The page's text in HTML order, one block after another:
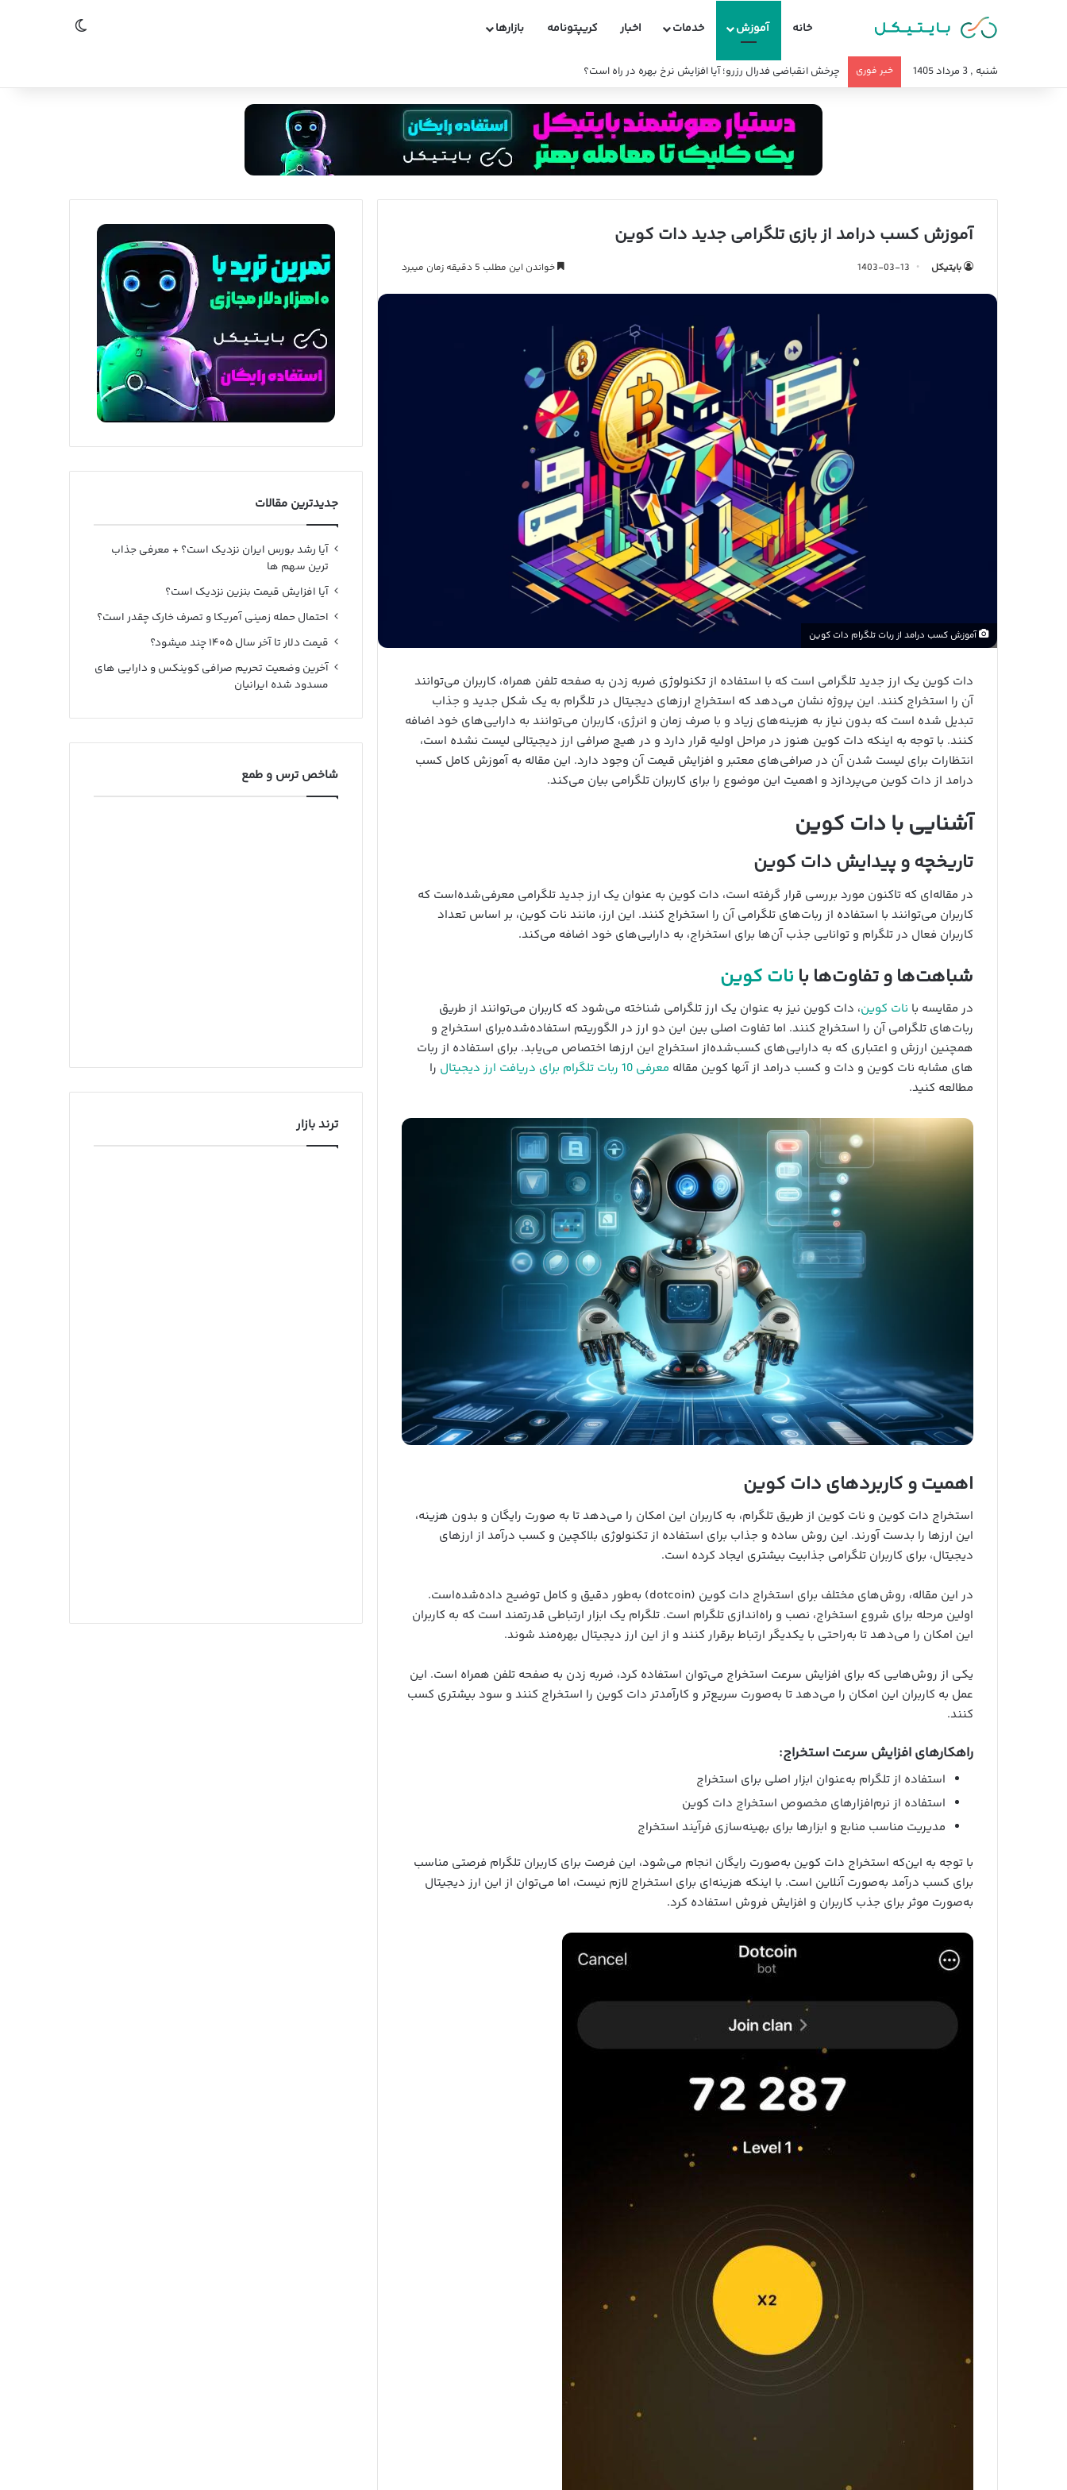
خانه آموزش خدمات اخبار کریپتونامه بازارها
شنبه , 3 مرداد 1405 خبر فوری قیمت طلا تا آخر سال ۱۴۰۵ چند میشود؟
آموزش کسب درامد از بازی تلگرامی جدید دات کوین
بایتیکل 1403-03-13 خواندن این مطلب 5 دقیقه زمان میبرد
آموزش کسب درامد از ربات تلگرام دات کوین
دات کوین یک ارز جدید تلگرامی است که با استفاده از تکنولوژی ضربه زدن به صفحه تلفن همراه، کاربران می‌توانند
آن را استخراج کنند. این پروژه نشان می‌دهد که استخراج ارزهای دیجیتال در تلگرام به یک شکل جدید و جذاب
تبدیل شده است که بدون نیاز به هزینه‌های زیاد و با صرف زمان و انرژی، کاربران می‌توانند به دارایی‌های خود اضافه
کنند. با توجه به اینکه دات کوین هنوز در مراحل اولیه قرار دارد و در هیچ صرافی ارز دیجیتالی لیست نشده است،
انتظارات برای لیست شدن آن در صرافی‌های معتبر و افزایش قیمت آن وجود دارد. این مقاله به آموزش کامل کسب
درامد از دات کوین می‌پردازد و اهمیت این موضوع را برای کاربران تلگرامی بیان می‌کند.
آشنایی با دات کوین
تاریخچه و پیدایش دات کوین
در مقاله‌ای که تاکنون مورد بررسی قرار گرفته است، دات کوین به عنوان یک ارز جدید تلگرامی معرفی‌شده‌است که
کاربران می‌توانند با استفاده از ربات‌های تلگرامی آن را استخراج کنند. این ارز، مانند نات کوین، بر اساس تعداد
کاربران فعال در تلگرام و توانایی جذب آن‌ها برای استخراج، به دارایی‌های خود اضافه می‌کند.
شباهت‌ها و تفاوت‌ها با نات کوین
در مقایسه با نات کوین، دات کوین نیز به عنوان یک ارز تلگرامی شناخته می‌شود که کاربران می‌توانند از طریق
ربات‌های تلگرامی آن را استخراج کنند. اما تفاوت اصلی بین این دو ارز در الگوریتم استفاده‌شده‌برای استخراج و
همچنین ارزش و اعتباری که به دارایی‌های کسب‌شده‌از استخراج این ارزها اختصاص می‌یابد. برای استفاده از ربات
های مشابه نات کوین و دات و کسب درامد از آنها کوین مقاله معرفی 10 ربات تلگرام برای دریافت ارز دیجیتال
را
مطالعه کنید.
اهمیت و کاربردهای دات کوین
استخراج دات کوین و نات کوین از طریق تلگرام، به کاربران این امکان را می‌دهد تا به صورت رایگان و بدون هزینه،
این ارزها را بدست آورند. این روش ساده و جذاب برای استفاده از تکنولوژی بلاکچین و کسب درآمد از ارزهای
دیجیتال، برای کاربران تلگرامی جذابیت بیشتری ایجاد کرده است.
در این مقاله، روش‌های مختلف برای استخراج دات کوین (dotcoin) به‌طور دقیق و کامل توضیح داده‌شده‌است.
اولین مرحله برای شروع استخراج، نصب و راه‌اندازی تلگرام است. تلگرام یک ابزار ارتباطی قدرتمند است که به کاربران
این امکان را می‌دهد تا به‌راحتی با یکدیگر ارتباط برقرار کنند و از این ارز دیجیتال بهره‌مند شوند.
یکی از روش‌هایی که برای افزایش سرعت استخراج می‌توان استفاده کرد، ضربه زدن به صفحه تلفن همراه است. این
عمل به کاربران این امکان را می‌دهد تا به‌صورت سریع‌تر و کارآمدتر دات کوین را استخراج کنند و سود بیشتری کسب
کنند.
راهکارهای افزایش سرعت استخراج:
استفاده از تلگرام به‌عنوان ابزار اصلی برای استخراج
استفاده از نرم‌افزارهای مخصوص استخراج دات کوین
مدیریت مناسب منابع و ابزارها برای بهینه‌سازی فرآیند استخراج
با توجه به این‌که استخراج دات کوین به‌صورت رایگان انجام می‌شود، این فرصت برای کاربران تلگرام فرصتی مناسب
برای کسب درآمد به‌صورت آنلاین است. با اینکه هزینه‌ای برای استخراج لازم نیست، اما می‌توان از این ارز دیجیتال
به‌صورت موثر برای جذب کاربران و افزایش فروش استفاده کرد.
جدیدترین مقالات
آیا رشد بورس ایران نزدیک است؟ + معرفی جذاب
ترین سهم ها
آیا افزایش قیمت بنزین نزدیک است؟
احتمال حمله زمینی آمریکا و تصرف خارک چقدر است؟
قیمت دلار تا آخر سال ۱۴۰۵ چند میشود؟
آخرین وضعیت تحریم صرافی کوینکس و دارایی های
مسدود شده ایرانیان
شاخص ترس و طمع
ترند بازار